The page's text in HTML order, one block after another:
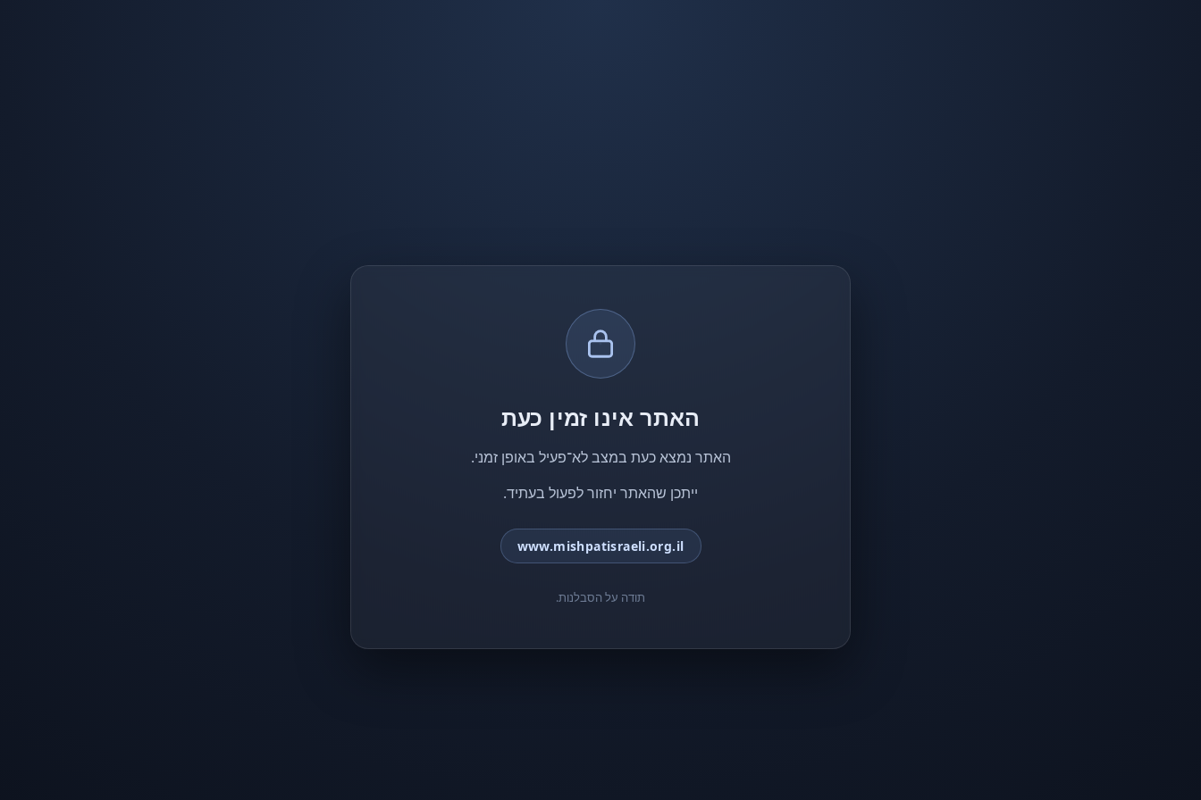
האתר אינו זמין כעת
האתר נמצא כעת במצב לא־פעיל באופן זמני.
ייתכן שהאתר יחזור לפעול בעתיד.
www.mishpatisraeli.org.il
תודה על הסבלנות.